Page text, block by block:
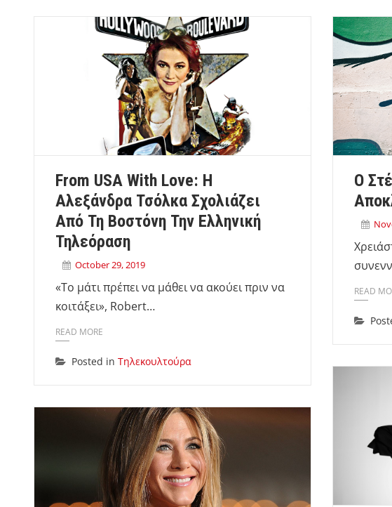
From USA With Love: Η
Αλεξάνδρα Τσόλκα Σχολιάζει
Από Τη Βοστόνη Την Ελληνική
Τηλεόραση
October 29, 2019
«Το μάτι πρέπει να μάθει να ακούει πριν να
κοιτάξει», Robert…
READ MORE
Posted in Τηλεκουλτούρα
Ο
READ